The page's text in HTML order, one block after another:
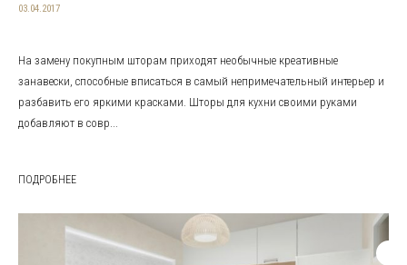
03.04.2017
На замену покупным шторам приходят необычные креативные
занавески, способные вписаться в самый непримечательный интерьер и
разбавить его яркими красками. Шторы для кухни своими руками
добавляют в совр...
ПОДРОБНЕЕ